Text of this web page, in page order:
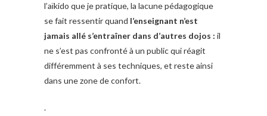
l’aïkido que je pratique, la lacune pédagogique
se fait ressentir quand l’enseignant n’est
jamais allé s’entraîner dans d’autres dojos : il
ne s’est pas confronté à un public qui réagit
différemment à ses techniques, et reste ainsi
dans une zone de confort.
.